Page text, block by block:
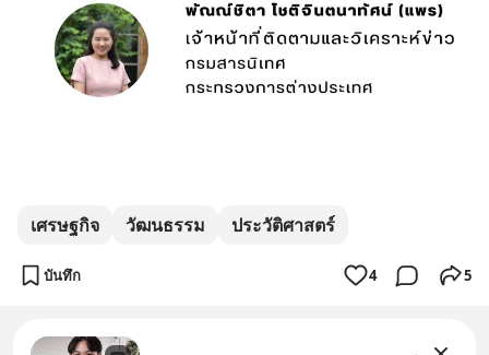
เศรษฐกิจ วัฒนธรรม ประวัติศาสตร์
บันทึก 4 5